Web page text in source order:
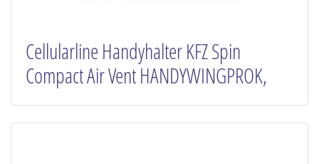
Cellularline Handyhalter KFZ Spin
Compact Air Vent HANDYWINGPROK,